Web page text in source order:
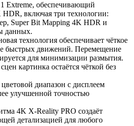
Extreme, обеспечивающий
включая три технологии:
Super Bit Mapping 4K HDR и
данных.
технология обеспечивает чёткое
быстрых движений. Перемещение
для минимизации размытия.
картинка остаётся чёткой без
диапазон с дисплеем
улучшенной точностью
4K X-Reality PRO создаёт
детализацией для любого